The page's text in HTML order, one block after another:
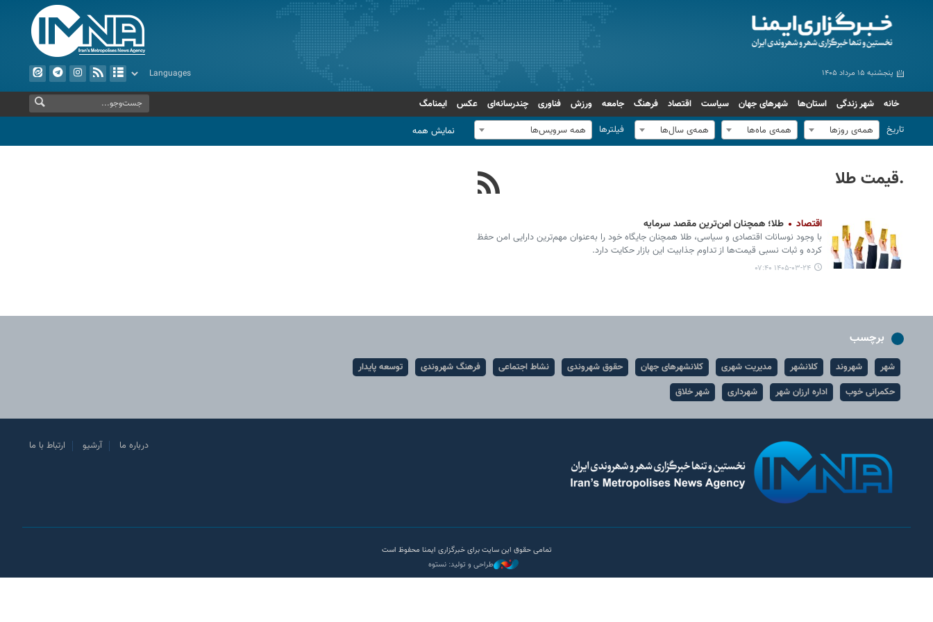
پنجشنبه ۱۵ مرداد ۱۴۰۵
خانه شهر زندگی استان‌ها شهرهای جهان سیاست اقتصاد فرهنگ جامعه ورزش فناوری چندرسانه‌ای عکس
ایمنامگ
تاریخ
همه‌ی روزها همه‌ی ماه‌ها همه‌ی سال‌ها فیلترها همه سرویس‌ها نمایش همه
.قیمت طلا
اقتصاد طلا؛ همچنان امن‌ترین مقصد سرمایه
با وجود نوسانات اقتصادی و سیاسی، طلا همچنان جایگاه خود را به‌عنوان مهم‌ترین دارایی امن حفظ
کرده و ثبات نسبی قیمت‌ها از تداوم جذابیت این بازار حکایت دارد.
۱۴۰۵-۰۳-۲۴ ۰۷:۴۰
برچسب
شهر شهروند کلانشهر مدیریت شهری کلانشهرهای جهان حقوق شهروندی نشاط اجتماعی فرهنگ شهروندی
توسعه پایدار
حکمرانی خوب
اداره ارزان شهر شهرداری شهر خلاق
درباره ما آرشیو ارتباط با ما
تمامی حقوق این سایت برای خبرگزاری ایمنا محفوظ است
طراحی و تولید: نستوه